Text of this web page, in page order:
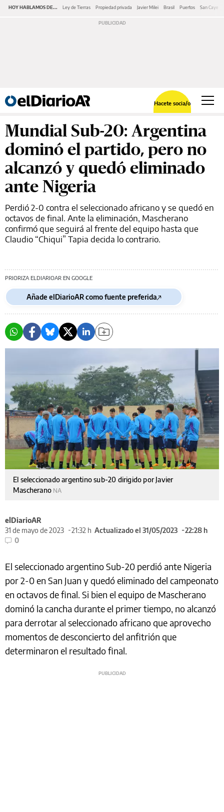
HOY HABLAMOS DE... Ley de Tierras Propiedad privada Javier Milei Brasil Puertos San
Hacete socia/o
Mundial Sub-20: Argentina
dominó el partido, pero no
alcanzó y quedó eliminado
ante Nigeria
Perdió 2-0 contra el seleccionado africano y se quedó en
octavos de final. Ante la eliminación, Mascherano
confirmó que seguirá al frente del equipo hasta que
Claudio “Chiqui” Tapia decida lo contrario.
PRIORIZA ELDIARIOAR EN GOOGLE
Añade elDiarioAR como fuente preferida
El seleccionado argentino sub-20 dirigido por Javier
Mascherano NA
elDiarioAR
31 de mayo de 2023
21:32 h Actualizado el 31/05/2023
22:28 h
0
El seleccionado argentino Sub-20 perdió ante Nigeria
por 2-0 en San Juan y quedó eliminado del campeonato
en octavos de final. Si bien el equipo de Mascherano
dominó la cancha durante el primer tiempo, no alcanzó
para derrotar al seleccionado africano que aprovecho
momentos de desconcierto del anfitrión que
determinaron el resultado final.